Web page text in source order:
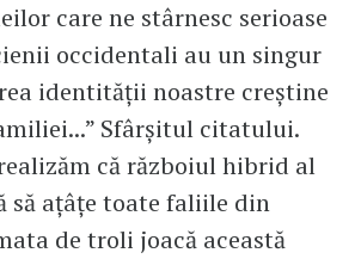
care ne stârnesc serioase
occidentali au un singur
identității noastre creștine
Sfârșitul citatului.
că războiul hibrid al
să ațâțe toate faliile din
de troli joacă această